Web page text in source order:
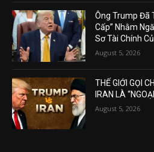
Ông Trump Đã
Cấp” Nhằm
Sơ Tài Chính
August 5, 2026
THẾ GIỚI GỌI
IRAN LÀ
August 5, 2026